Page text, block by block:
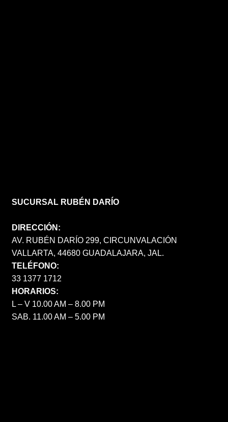
SUCURSAL RUBÉN DARÍO
DIRECCIÓN:
AV. RUBÉN DARÍO 299, CIRCUNVALACIÓN
VALLARTA, 44680 GUADALAJARA, JAL.
TELÉFONO:
33 1377 1712
HORARIOS:
L – V 10.00 AM – 8.00 PM
SAB. 11.00 AM – 5.00 PM